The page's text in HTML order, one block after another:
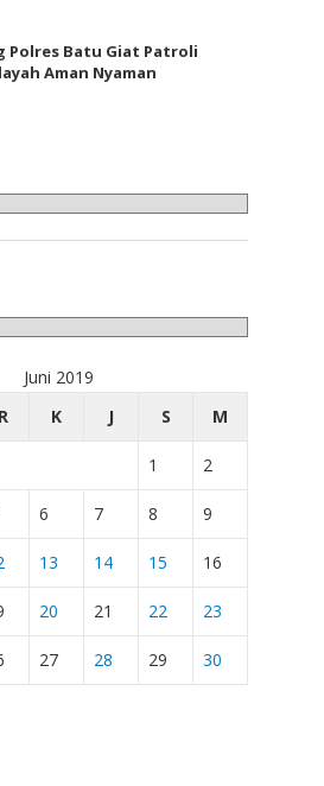
Polres Batu Giat Patroli
Aman Nyaman
Juni 2019
R K J S M
1 2
6 7 8 9
13 14 15 16
20 21 22 23
27 28 29
30